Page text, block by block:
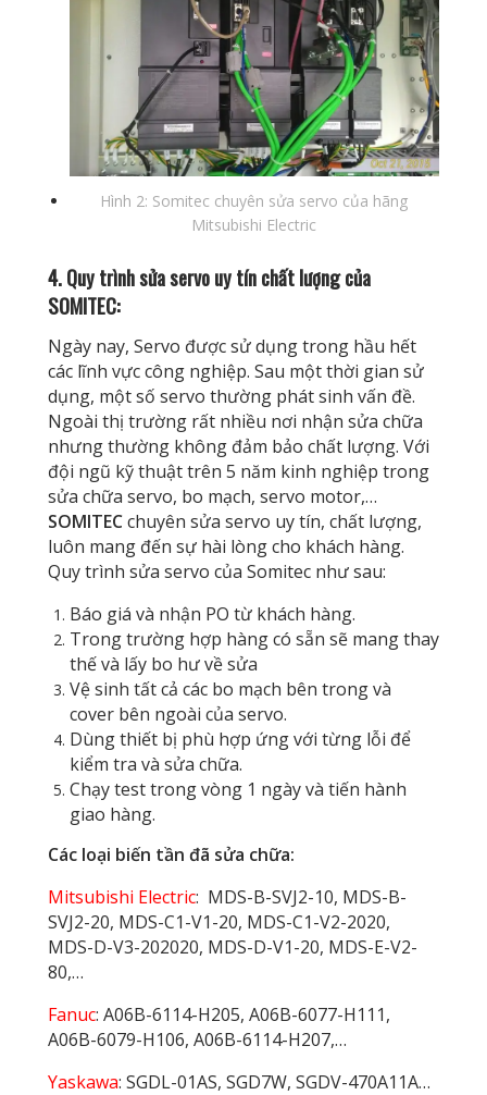
Hình 2: Somitec chuyên sửa servo của hãng
Mitsubishi Electric
4. Quy trình sửa servo uy tín chất lượng của
SOMITEC:
Ngày nay, Servo được sử dụng trong hầu hết
các lĩnh vực công nghiệp. Sau một thời gian sử
dụng, một số servo thường phát sinh vấn đề.
Ngoài thị trường rất nhiều nơi nhận sửa chữa
nhưng thường không đảm bảo chất lượng. Với
đội ngũ kỹ thuật trên 5 năm kinh nghiệp trong
sửa chữa servo, bo mạch, servo motor,…
SOMITECchuyên sửa servo uy tín, chất lượng,
luôn mang đến sự hài lòng cho khách hàng.
Quy trình sửa servo của Somitec như sau:
Báo giá và nhận PO từ khách hàng.
Trong trường hợp hàng có sẵn sẽ mang thay
thế và lấy bo hư về sửa
Vệ sinh tất cả các bo mạch bên trong và
cover bên ngoài của servo.
Dùng thiết bị phù hợp ứng với từng lỗi để
kiểm tra và sửa chữa.
Chạy test trong vòng 1 ngày và tiến hành
giao hàng.
Các loại biến tần đã sửa chữa:
Mitsubishi Electric: MDS-B-SVJ2-10, MDS-B-
SVJ2-20, MDS-C1-V1-20, MDS-C1-V2-2020,
MDS-D-V3-202020, MDS-D-V1-20, MDS-E-V2-
80,…
Fanuc: A06B-6114-H205, A06B-6077-H111,
A06B-6079-H106, A06B-6114-H207,…
Yaskawa: SGDL-01AS, SGD7W, SGDV-470A11A…